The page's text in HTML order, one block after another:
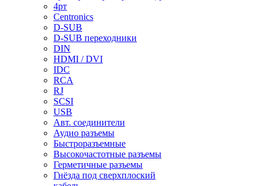
4рт
Centronics
D-SUB
D-SUB переходники
DIN
HDMI / DVI
IDC
RCA
RJ
SCSI
USB
Авт. соединители
Аудио разъемы
Быстроразъемные
Высокочастотные разъемы
Герметичные разъемы
Гнёзда под сверхплоский